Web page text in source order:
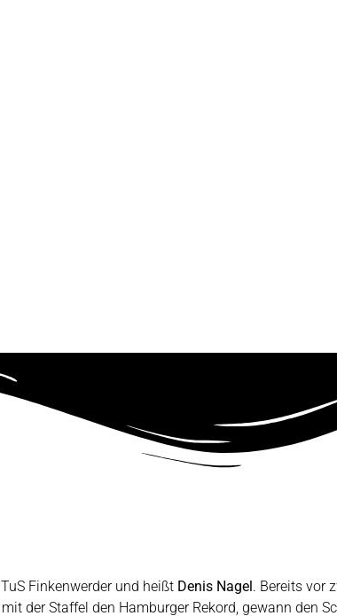
Finkenwerder und heißt Denis Nagel. Bereits vor
der Staffel den Hamburger Rekord, gewann den